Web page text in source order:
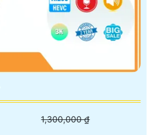
1,300,000 ₫